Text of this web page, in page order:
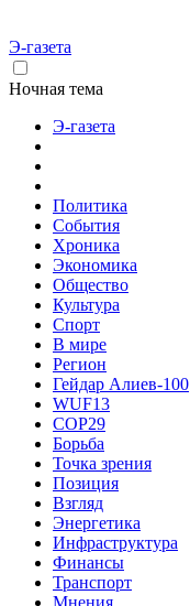
Э-газета
Ночная тема
Э-газета
Политика
События
Хроника
Экономика
Общество
Культура
Спорт
В мире
Регион
Гейдар Алиев-100
WUF13
COP29
Борьба
Точка зрения
Позиция
Взгляд
Энергетика
Инфраструктура
Финансы
Транспорт
Мнения